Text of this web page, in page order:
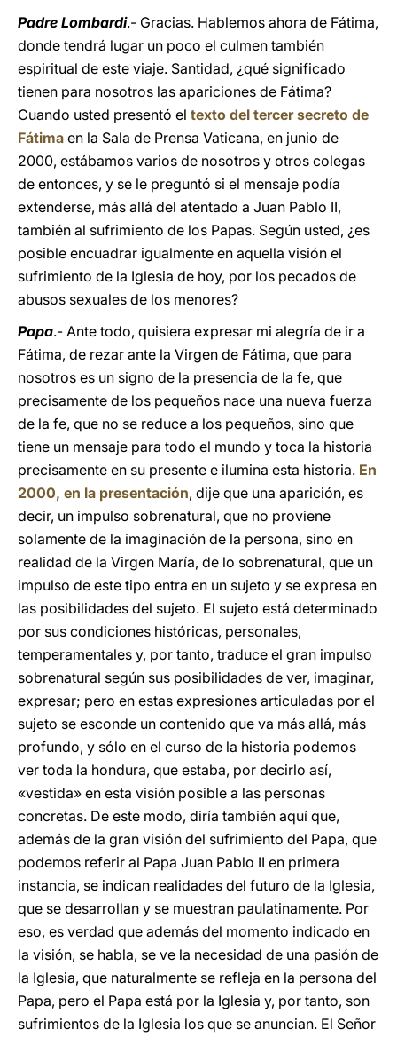
Padre Lombardi.- Gracias. Hablemos ahora de Fátima,
donde tendrá lugar un poco el culmen también
espiritual de este viaje. Santidad, ¿qué significado
tienen para nosotros las apariciones de Fátima?
Cuando usted presentó el texto del tercer secreto de
Fátima en la Sala de Prensa Vaticana, en junio de
2000, estábamos varios de nosotros y otros colegas
de entonces, y se le preguntó si el mensaje podía
extenderse, más allá del atentado a Juan Pablo II,
también al sufrimiento de los Papas. Según usted, ¿es
posible encuadrar igualmente en aquella visión el
sufrimiento de la Iglesia de hoy, por los pecados de
abusos sexuales de los menores?
Papa.- Ante todo, quisiera expresar mi alegría de ir a
Fátima, de rezar ante la Virgen de Fátima, que para
nosotros es un signo de la presencia de la fe, que
precisamente de los pequeños nace una nueva fuerza
de la fe, que no se reduce a los pequeños, sino que
tiene un mensaje para todo el mundo y toca la historia
precisamente en su presente e ilumina esta historia. En
2000, en la presentación, dije que una aparición, es
decir, un impulso sobrenatural, que no proviene
solamente de la imaginación de la persona, sino en
realidad de la Virgen María, de lo sobrenatural, que un
impulso de este tipo entra en un sujeto y se expresa en
las posibilidades del sujeto. El sujeto está determinado
por sus condiciones históricas, personales,
temperamentales y, por tanto, traduce el gran impulso
sobrenatural según sus posibilidades de ver, imaginar,
expresar; pero en estas expresiones articuladas por el
sujeto se esconde un contenido que va más allá, más
profundo, y sólo en el curso de la historia podemos
ver toda la hondura, que estaba, por decirlo así,
«vestida» en esta visión posible a las personas
concretas. De este modo, diría también aquí que,
además de la gran visión del sufrimiento del Papa, que
podemos referir al Papa Juan Pablo II en primera
instancia, se indican realidades del futuro de la Iglesia,
que se desarrollan y se muestran paulatinamente. Por
eso, es verdad que además del momento indicado en
la visión, se habla, se ve la necesidad de una pasión de
la Iglesia, que naturalmente se refleja en la persona del
Papa, pero el Papa está por la Iglesia y, por tanto, son
sufrimientos de la Iglesia los que se anuncian. El Señor